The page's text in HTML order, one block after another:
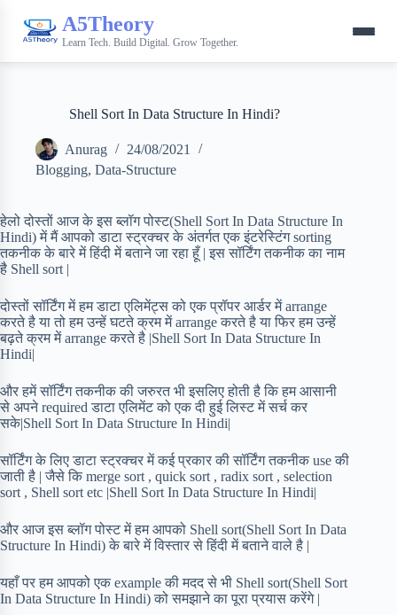
A5Theory
Learn Tech. Build Digital. Grow Together.
Shell Sort In Data Structure In Hindi?
Anurag
24/08/2021
Blogging, Data-Structure
हेलो दोस्तों आज के इस ब्लॉग पोस्ट(Shell Sort In Data Structure In
Hindi) में मैं आपको डाटा स्ट्रक्चर के अंतर्गत एक इंटरेस्टिंग sorting
तकनीक के बारे में हिंदी में बताने जा रहा हूँ | इस सॉर्टिंग तकनीक का नाम
है Shell sort |
दोस्तों सॉर्टिंग में हम डाटा एलिमेंट्स को एक प्रॉपर आर्डर में arrange
करते है या तो हम उन्हें घटते क्रम में arrange करते है या फिर हम उन्हें
बढ़ते क्रम में arrange करते है |Shell Sort In Data Structure In
Hindi|
और हमें सॉर्टिंग तकनीक की जरुरत भी इसलिए होती है कि हम आसानी
से अपने required डाटा एलिमेंट को एक दी हुई लिस्ट में सर्च कर
सके|Shell Sort In Data Structure In Hindi|
सॉर्टिंग के लिए डाटा स्ट्रक्चर में कई प्रकार की सॉर्टिंग तकनीक use की
जाती है | जैसे कि merge sort , quick sort , radix sort , selection
sort , Shell sort etc |Shell Sort In Data Structure In Hindi|
और आज इस ब्लॉग पोस्ट में हम आपको Shell sort(Shell Sort In Data
Structure In Hindi) के बारे में विस्तार से हिंदी में बताने वाले है |
यहाँ पर हम आपको एक example की मदद से भी Shell sort(Shell Sort
In Data Structure In Hindi) को समझाने का पूरा प्रयास करेंगे |